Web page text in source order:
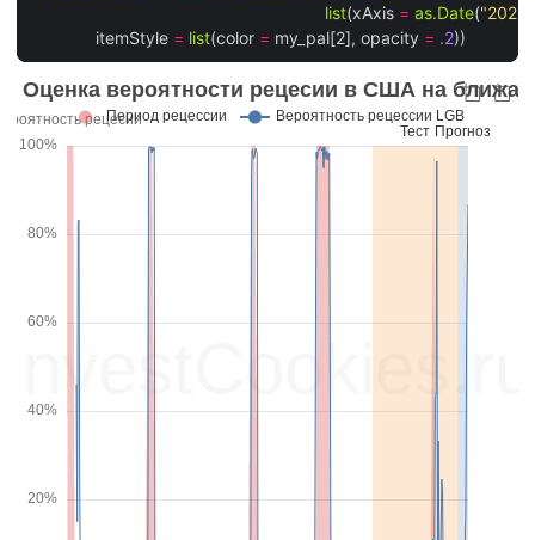
list(xAxis = as.Date(
              itemStyle
= list(color = my_pal[2], opacity = .2